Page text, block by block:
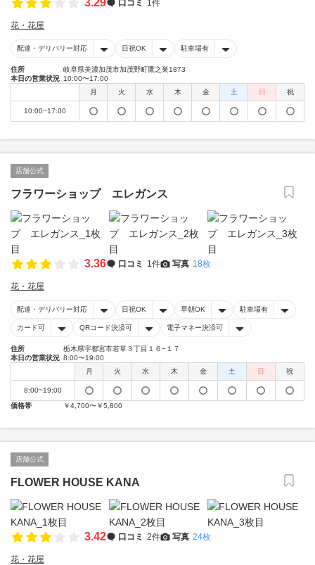
3.29
口コミ 1件
花・花屋
配達・デリバリー対応 日祝OK 駐車場有
住所
岐阜県美濃加茂市加茂野町鷹之巣1873
本日の営業状況 10:00〜17:00
月
火 水 木 金 土 日 祝
10:00~17:00
店舗公式
フラワーショップ エレガンス
3.36 口コミ 1件 写真 18枚
花・花屋
配達・デリバリー対応 日祝OK 早朝OK 駐車場有
カード可 QRコード決済可 電子マネー決済可
住所
栃木県宇都宮市若草３丁目１６−１７
本日の営業状況 8:00〜19:00
月
火 水 木 金 土 日 祝
8:00~19:00
価格帯
￥4,700〜￥5,800
店舗公式
FLOWER HOUSE KANA
3.42 口コミ 2件 写真 24枚
花・花屋